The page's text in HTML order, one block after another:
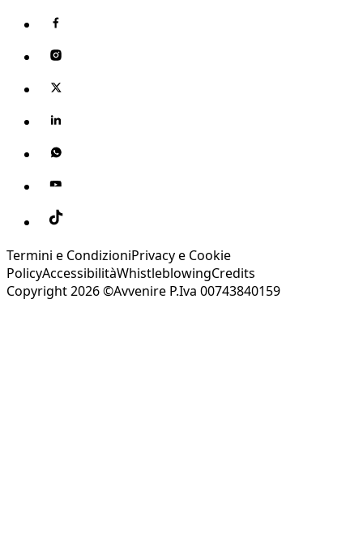
Termini e CondizioniPrivacy e Cookie
PolicyAccessibilitàWhistleblowingCredits
Copyright 2026 ©Avvenire P.Iva 00743840159